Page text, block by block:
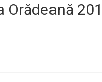
Orădeană